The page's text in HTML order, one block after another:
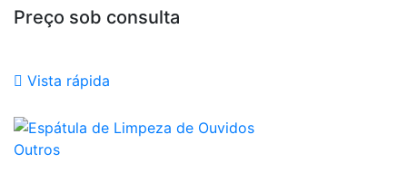
Preço sob consulta
 Vista rápida
Outros